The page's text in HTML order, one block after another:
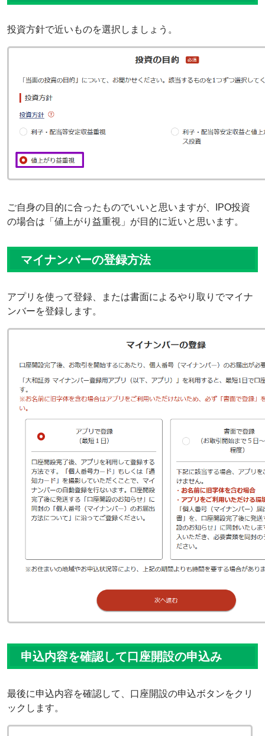
投資方針で近いものを選択しましょう。
ご自身の目的に合ったものでいいと思いますが、IPO投資
の場合は「値上がり益重視」が目的に近いと思います。
マイナンバーの登録方法
アプリを使って登録、または書面によるやり取りでマイナ
ンバーを登録します。
申込内容を確認して口座開設の申込み
最後に申込内容を確認して、口座開設の申込ボタンをクリ
ックします。